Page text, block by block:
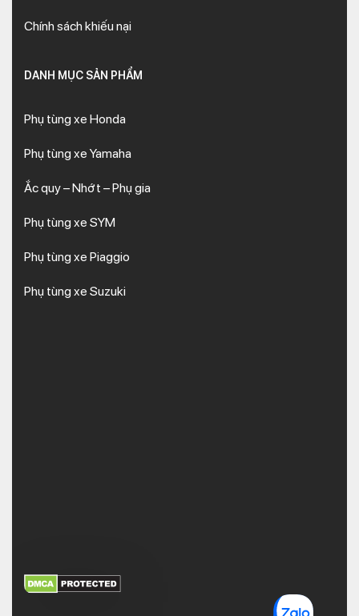
Chính sách khiếu nại
DANH MỤC SẢN PHẨM
Phụ tùng xe Honda
Phụ tùng xe Yamaha
Ắc quy – Nhớt – Phụ gia
Phụ tùng xe SYM
Phụ tùng xe Piaggio
Phụ tùng xe Suzuki
XEM THÊM